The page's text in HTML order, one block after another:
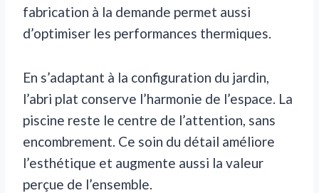
fabrication à la demande permet aussi
d’optimiser les performances thermiques.
En s’adaptant à la configuration du jardin,
l’abri plat conserve l’harmonie de l’espace. La
piscine reste le centre de l’attention, sans
encombrement. Ce soin du détail améliore
l’esthétique et augmente aussi la valeur
perçue de l’ensemble.